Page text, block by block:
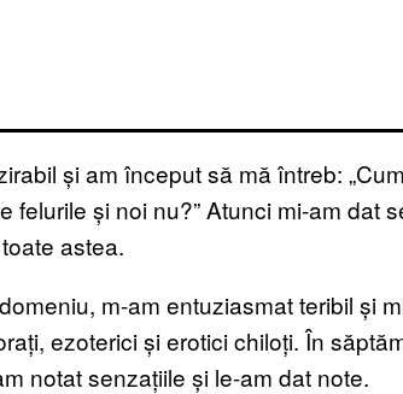
și am început să mă întreb:
și noi nu?” Atunci mi-am dat
astea.
m-am entuziasmat teribil și
ezoterici și erotici chiloți. În
notat senzațiile și le-am dat note.